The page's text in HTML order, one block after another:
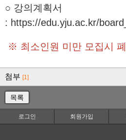
○ 강의계획서
: https://edu.yju.ac.kr/
※ 최소인원 미만 모집시
첨부 [1]
목록
로그인 회원가입